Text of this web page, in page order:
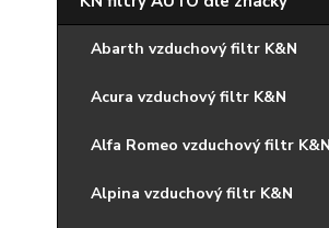
Abarth vzduchový filtr K&N
Acura vzduchový filtr K&N
Alfa Romeo vzduchový filtr K&N
Alpina vzduchový filtr K&N